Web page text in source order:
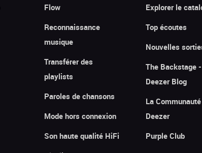
Flow
Reconnaissance
musique
Transférer des
playlists
Paroles de chansons
Mode hors connexion
Son haute qualité HiFi
Explorer le
Top écoutes
Nouvelles
The Backstage -
Deezer Blog
La Communauté
Deezer
Purple Club